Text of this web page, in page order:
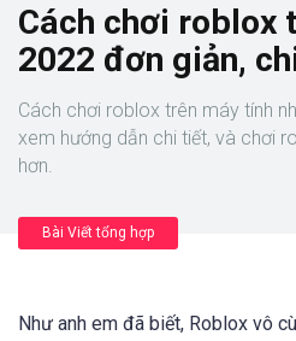
Cách chơi roblox
2022 đơn giản,
Cách chơi roblox trên máy tính
xem hướng dẫn chi tiết, và chơi
hơn.
Bài Viết tổng hợp
Như anh em đã biết, Roblox vô